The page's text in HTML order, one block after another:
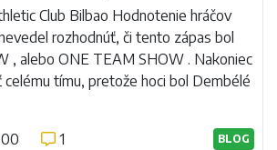
Club Bilbao Hodnotenie hráčov
rozhodnúť, či tento zápas bol
, alebo ONE TEAM SHOW . Nakoniec
tímu, pretože hoci bol Dembélé
1 BLOG